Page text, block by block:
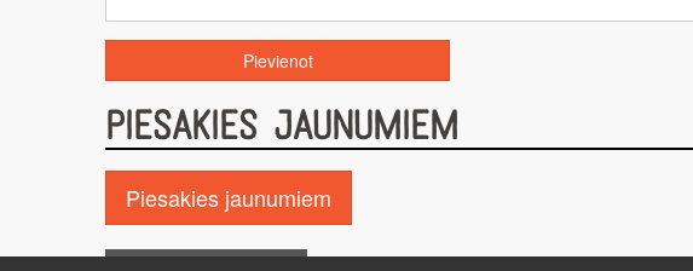
PIESAKIES JAUNUMIEM
Piesakies jaunumiem